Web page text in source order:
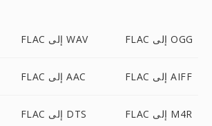
FLAC إلى WAV FLAC إلى OGG
FLAC إلى AAC FLAC إلى AIFF
FLAC إلى DTS FLAC إلى M4R